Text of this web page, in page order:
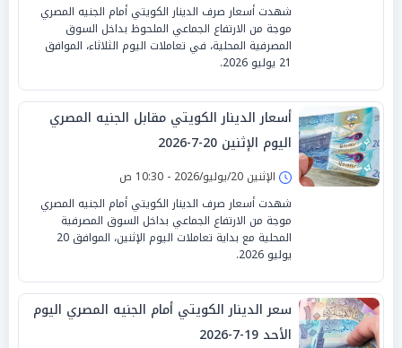
شهدت أسعار صرف الدينار الكويتي أمام الجنيه المصري
موجة من الارتفاع الجماعي الملحوظ بداخل السوق
المصرفية المحلية، في تعاملات اليوم الثلاثاء، الموافق
21 يوليو 2026.
أسعار الدينار الكويتي مقابل الجنيه المصري
اليوم الإثنين 20-7-2026
الإثنين 20/يوليو/2026 - 10:30 ص
شهدت أسعار صرف الدينار الكويتي أمام الجنيه المصري
موجة من الارتفاع الجماعي بداخل السوق المصرفية
المحلية مع بداية تعاملات اليوم الإثنين، الموافق 20
يوليو 2026.
سعر الدينار الكويتي أمام الجنيه المصري اليوم
الأحد 19-7-2026